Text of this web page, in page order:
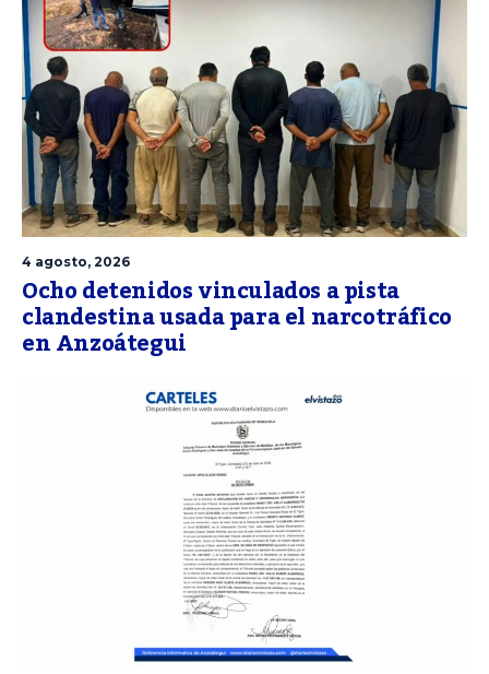
4 agosto, 2026
Ocho detenidos vinculados a pista
clandestina usada para el narcotráfico
en Anzoátegui